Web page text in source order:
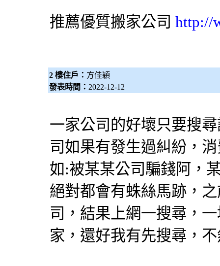
推薦優質搬家公司 http://
2 樓住戶： 方佳穎
發表時間： 2022-12-12
一家公司的好壞只要搜
司如果有發生過糾紛，
如:被某某公司騙錢阿，
絕對都會有蛛絲馬跡，
司，結果上網一搜尋，
家，還好我有先搜尋，